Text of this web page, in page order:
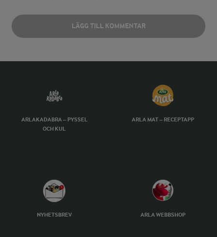
LÄGG TILL KOMMENTAR
ARLAKADABRA – PYSSEL
OCH KUL
ARLA MAT – RECEPTAPP
NYHETSBREV ARLA WEBBSHOP